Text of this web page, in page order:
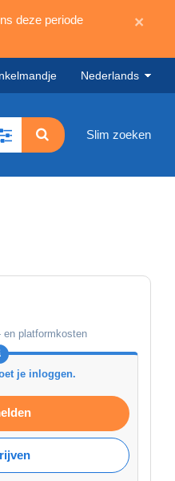
deze periode
×
Nederlands
Slim zoeken
en platformkosten
je inloggen.